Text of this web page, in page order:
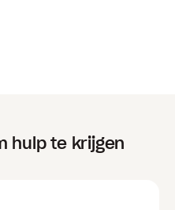
hulp te krijgen